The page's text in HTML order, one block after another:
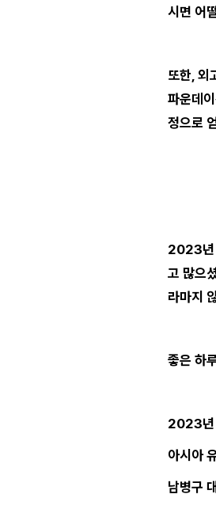
시면 어
또한, 외
파운데
정으로
2023년
고 많으
라마지
좋은 하
2023년
아시아
남병구